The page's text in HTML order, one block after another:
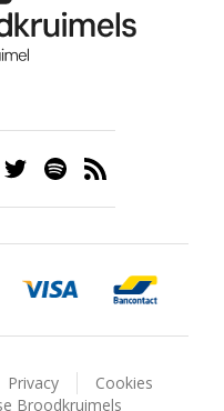
Privacy
Cookies
Broodkruimels